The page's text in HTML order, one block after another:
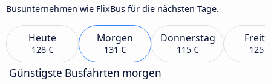
Busunternehmen wie FlixBus für die nächsten Tage.
Heute
128 €
Morgen
131 €
Donnerstag
115 € 125 €
Günstigste Busfahrten morgen